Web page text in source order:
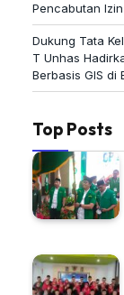
Pencabutan
Dukung Tata
T Unhas
Berbasis GIS di
Top Posts